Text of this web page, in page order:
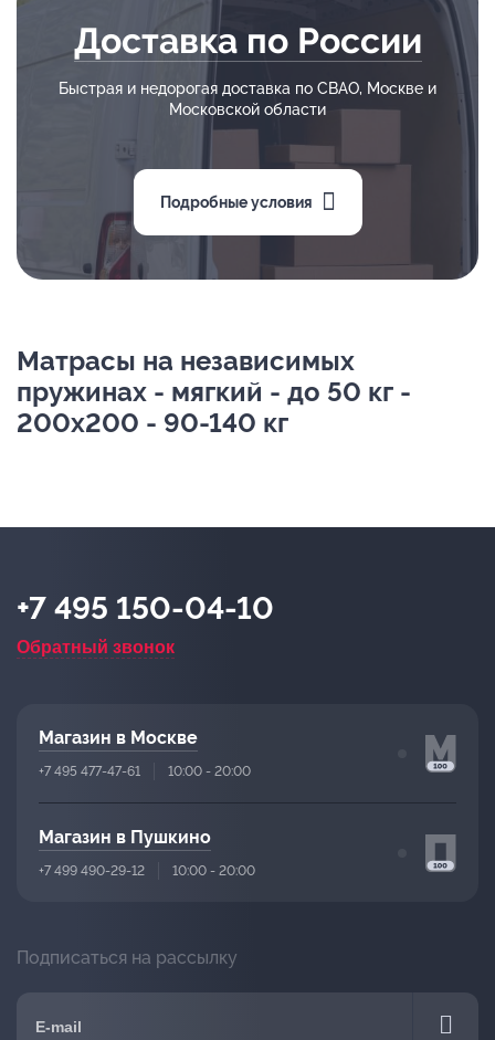
Доставка по России
Быстрая и недорогая доставка по СВАО, Москве и
Московской области
Подробные условия
Матрасы на независимых
пружинах - мягкий - до 50 кг -
200х200 - 90-140 кг
+7 495 150-04-10
Обратный звонок
Магазин в Москве
+7 495 477-47-61 10:00 - 20:00
Магазин в Пушкино
+7 499 490-29-12 10:00 - 20:00
Подписаться на рассылку